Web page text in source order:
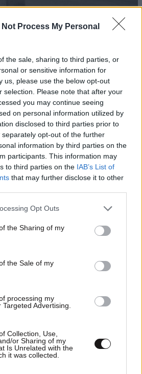
Not Process My Personal
the sale, sharing to third parties, or
or sensitive information for
us, please use the below opt-out
selection. Please note that after your
you may continue seeing
on personal information utilized by
disclosed to third parties prior to
opt-out of the further
information by third parties on the
participants. This information may
to third parties on the IAB’s List of
that may further disclose it to other
app uses one or more Google
or usage behaviour. You may click to
Google and its third-party tags to
specified purposes in below Google
Opt Outs
the Sharing of my
the Sale of my
processing my
Advertising.
Collection, Use,
or Sharing of my
Is Unrelated with the
it was collected.
φόνο στο Λονδίνο, τον
και σκότωσε ξανά – Η